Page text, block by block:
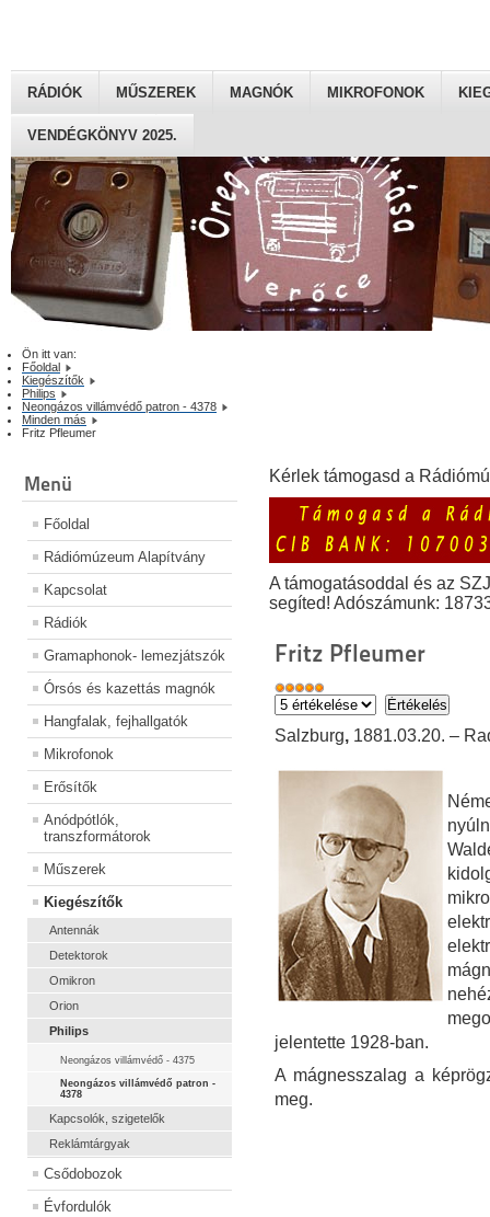
RÁDIÓK MŰSZEREK MAGNÓK MIKROFONOK
VENDÉGKÖNYV 2025.
Ön itt van:
Főoldal
Kiegészítők
Philips
Neongázos villámvédő patron - 4378
Minden más
Fritz Pfleumer
Menü
Főoldal
Rádiómúzeum Alapítvány
Kapcsolat
Rádiók
Gramaphonok- lemezjátszók
Órsós és kazettás magnók
Hangfalak, fejhallgatók
Mikrofonok
Erősítők
Anódpótlók,
transzformátorok
Műszerek
Kiegészítők
Antennák
Detektorok
Omikron
Orion
Philips
Neongázos villámvédő - 4375
Neongázos villámvédő patron -
4378
Kapcsolók, szigetelők
Reklámtárgyak
Csődobozok
Évfordulók
Kérlek támogasd a
A támogatásoddal és az
segíted! Adószámunk:
Fritz Pfleumer
Salzburg, 1881.03.20. –
jelentette 1928-ban.
A mágnesszalag a
meg.